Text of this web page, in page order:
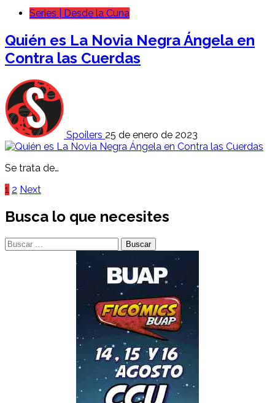
Series | Desde la Cuna
Quién es La Novia Negra Ángela en
Contra las Cuerdas
Spoilers 25 de enero de 2023
Se trata de…
Paginación
de
entradas
1 2 Next
Busca lo que necesites
Buscar: